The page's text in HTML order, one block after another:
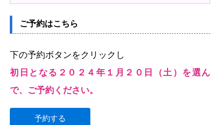
ご予約はこちら
下の予約ボタンをクリックし
初日となる２０２４年１月２０日（土）を選ん
で、ご予約ください。
予約する